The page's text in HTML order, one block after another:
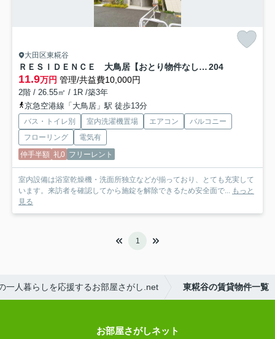
大田区東糀谷
ＲＥＳＩＤＥＮＣＥ 大鳥居【おとり物件なし】#学生・社会人にオススメ！初期費用分割払いOK！ 204
11.9万円 管理/共益費10,000円
2階 / 26.55㎡ / 1R /築3年
京急空港線「大鳥居」駅 徒歩13分
バス・トイレ別 室内洗濯機置場 エアコン
バルコニー
フローリング
電気有
仲手半額 礼0 フリーレント
室内設備は浴室乾燥機・洗面所独立などが揃っており、とても充実して
います。来訪者を確認してから施錠を解除できるため安全面で... もっと
見る
1
一人暮らしを応援するお部屋さがし.net 東糀谷の賃貸物件一覧
お部屋さがしネット